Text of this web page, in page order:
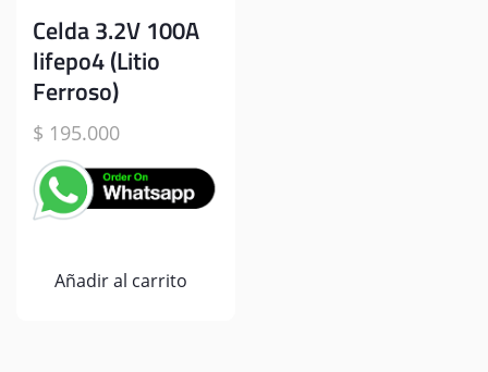
Celda 3.2V 100A
lifepo4 (Litio
Ferroso)
$ 195.000
Añadir al carrito